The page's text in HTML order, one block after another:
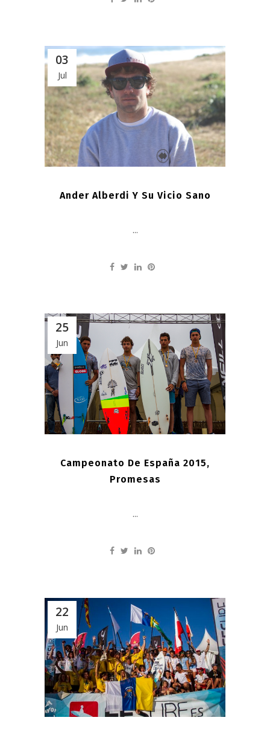
03
Jul
Ander Alberdi Y Su Vicio Sano
...
25
Jun
Campeonato De España 2015,
Promesas
...
22
Jun